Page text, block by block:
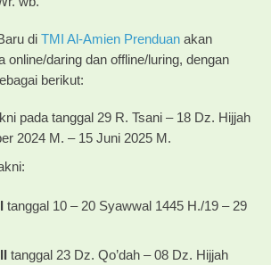
di TMI Al-Amien Prenduan akan
online/daring dan offline/luring, dengan
berikut:
pada tanggal 29 R. Tsani – 18 Dz. Hijjah
2024 M. – 15 Juni 2025 M.
tanggal 10 – 20 Syawwal 1445 H./19 – 29
tanggal 23 Dz. Qo’dah – 08 Dz. Hijjah